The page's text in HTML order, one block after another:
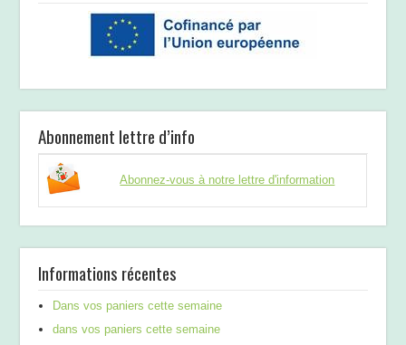
Abonnement lettre d’info
Abonnez-vous à notre lettre d'information
Informations récentes
Dans vos paniers cette semaine
dans vos paniers cette semaine